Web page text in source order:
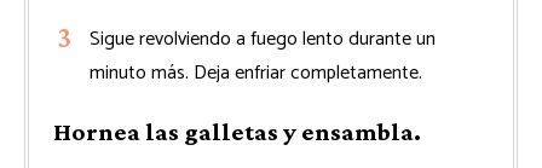
Sigue revolviendo a fuego lento durante un
minuto más. Deja enfriar completamente.
Hornea las galletas y ensambla.